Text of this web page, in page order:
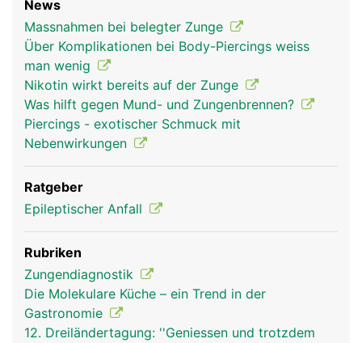
News
Massnahmen bei belegter Zunge
Über Komplikationen bei Body-Piercings weiss
man wenig
Nikotin wirkt bereits auf der Zunge
Was hilft gegen Mund- und Zungenbrennen?
Piercings - exotischer Schmuck mit
Nebenwirkungen
Ratgeber
Epileptischer Anfall
Rubriken
Zungendiagnostik
Die Molekulare Küche – ein Trend in der
Gastronomie
12. Dreiländertagung: ''Geniessen und trotzdem